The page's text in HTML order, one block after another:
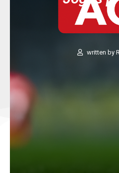
written by